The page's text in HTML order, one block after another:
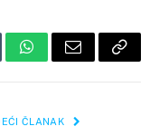
WhatsApp
Email Copy
ČLANAK